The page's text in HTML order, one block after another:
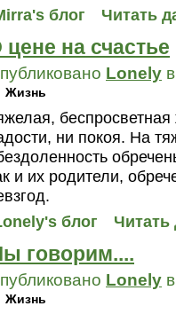
блог
Читать
цене на счастье
Lonely
Жизнь
ни покоя. На
и их родители,
блог
Читать
говорим....
Lonely
Жизнь